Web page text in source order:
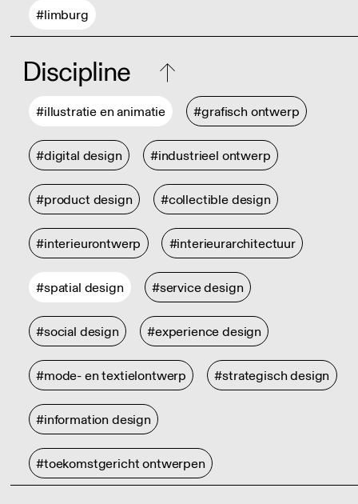
#limburg
Discipline
#illustratie en animatie #grafisch ontwerp
#digital design #industrieel ontwerp
#product design #collectible design
#interieurontwerp #interieurarchitectuur
#spatial design #service design
#social design #experience design
#mode- en textielontwerp #strategisch design
#information design
#toekomstgericht ontwerpen